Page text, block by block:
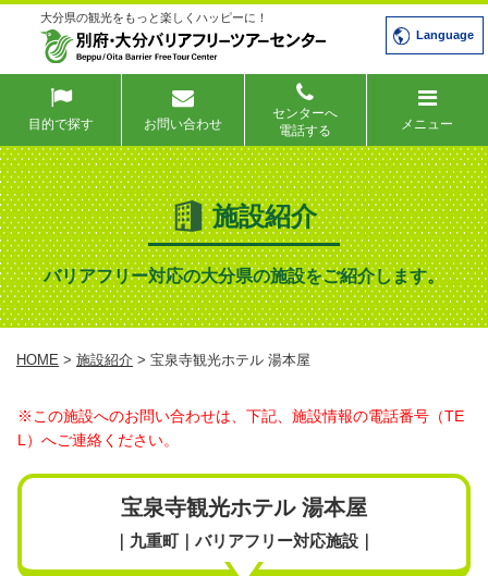
大分県の観光をもっと楽しくハッピーに！
Language
目的で探す お問い合わせ
センターへ
電話する
メニュー
施設紹介
バリアフリー対応の大分県の施設をご紹介します。
HOME > 施設紹介 > 宝泉寺観光ホテル 湯本屋
※この施設へのお問い合わせは、下記、施設情報の電話番号（TE
L）へご連絡ください。
宝泉寺観光ホテル 湯本屋
｜九重町｜バリアフリー対応施設｜